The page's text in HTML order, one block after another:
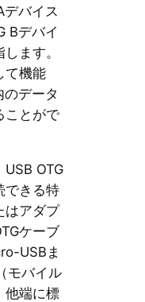
デバイス
Bデバイ
ます。
て機能
のデータ
ことがで
OTG
できる特
はアダプ
ケーブ
USBま
モバイル
他端に標